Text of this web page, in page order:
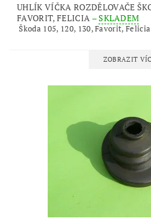
UHLÍK VÍČKA ROZDĚLOVAČE
FAVORIT, FELICIA –SKLADEM
Škoda 105, 120, 130, Favorit,
ZOBRAZIT